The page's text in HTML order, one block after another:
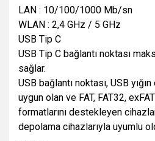
LAN : 10/100/1000 Mb/sn
WLAN : 2,4 GHz / 5 GHz
USB Tip C
USB Tip C bağlantı noktası
sağlar.
USB bağlantı noktası, USB
uygun olan ve FAT, FAT32,
formatlarını destekleyen
depolama cihazlarıyla uyumlu